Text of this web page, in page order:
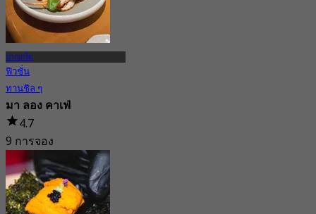
ปากเกร็ด
ฟิวชั่น
ทานชิล ๆ
มา ลอง คาเฟ่
4.7
9 การจอง
จาก฿ 445